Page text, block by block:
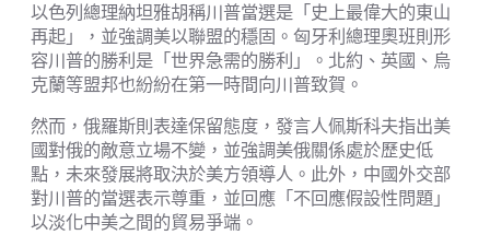
以色列總理納坦雅胡稱川普當選是「史上最偉大的東山
再起」，並強調美以聯盟的穩固。匈牙利總理奧班則形
容川普的勝利是「世界急需的勝利」。北約、英國、烏
克蘭等盟邦也紛紛在第一時間向川普致賀。
然而，俄羅斯則表達保留態度，發言人佩斯科夫指出美
國對俄的敵意立場不變，並強調美俄關係處於歷史低
點，未來發展將取決於美方領導人。此外，中國外交部
對川普的當選表示尊重，並回應「不回應假設性問題」
以淡化中美之間的貿易爭端。